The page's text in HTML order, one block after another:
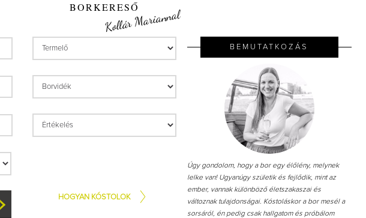
BORKERESŐ
Kollár Mariannal
HOGYAN KÓSTOLOK
BEMUTATKOZÁS
Úgy gondolom, hogy a bor egy élőlény, melynek
lelke van! Ugyanúgy születik és fejlődik, mint az
ember, vannak különböző életszakaszai és
változnak tulajdonságai. Kóstoláskor a bor mesél a
sorsáról, én pedig csak hallgatom és próbálom
Így lesz valaki egy év alatt
borász #26 - tényleg a legutolsó
poszt
Az extra ráadás fotók mellett a
pillanatokat válogattam össze...